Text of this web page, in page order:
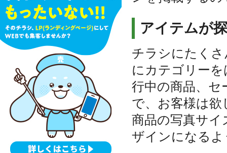
アイテムが
チラシにたく
にカテゴリー
行中の商品、セ
で、お客様は
商品の写真サ
ザインになる